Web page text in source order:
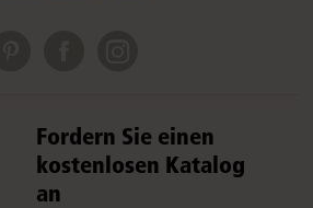
Fordern Sie einen
kostenlosen Katalog
an